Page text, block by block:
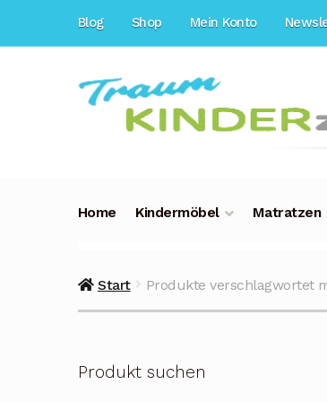
Blog Shop Mein Konto
Home Kindermöbel Matratzen
Start Produkte verschlagwortet
Produkt suchen